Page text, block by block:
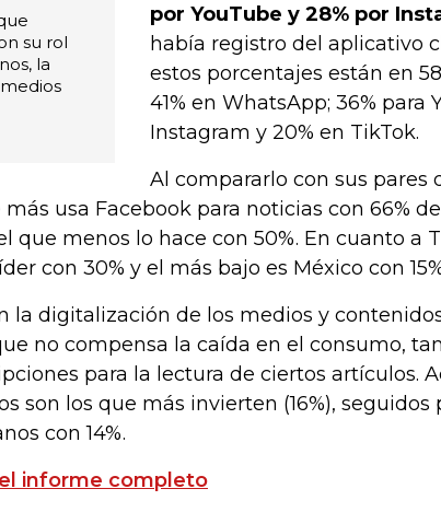
su rol
la
por YouTube y 28% por
había registro del aplicativo
estos porcentajes están en
41% en WhatsApp; 36% para
Instagram y 20% en TikTok.
Al compararlo con sus pares
más usa Facebook para noticias con 66%
que menos lo hace con 50%. En cuanto a
con 30% y el más bajo es México con
la digitalización de los medios y
no compensa la caída en el consumo,
para la lectura de ciertos artículos.
son los que más invierten (16%), seguidos
con 14%.
informe completo